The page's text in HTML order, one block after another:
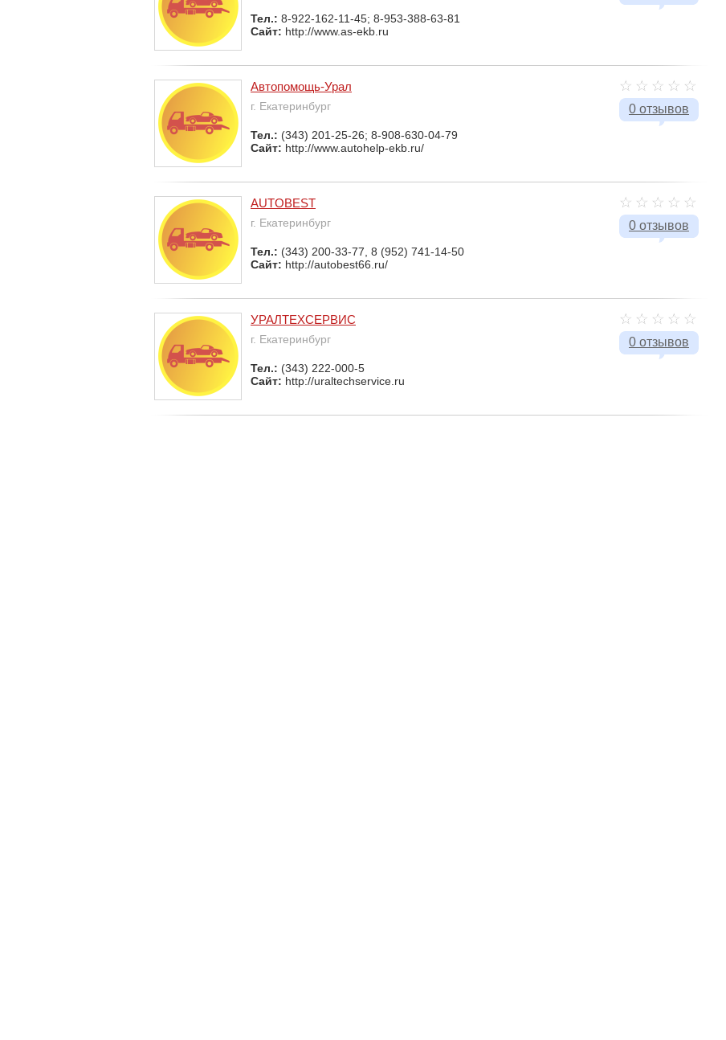
Тел.: 8-922-162-11-45; 8-953-388-63-81
Сайт: http://www.as-ekb.ru
0 отзывов
Автопомощь-Урал
г. Екатеринбург
Тел.: (343) 201-25-26; 8-908-630-04-79
Сайт: http://www.autohelp-ekb.ru/
0 отзывов
AUTOBEST
г. Екатеринбург
Тел.: (343) 200-33-77, 8 (952) 741-14-50
Сайт: http://autobest66.ru/
0 отзывов
УРАЛТЕХСЕРВИС
г. Екатеринбург
Тел.: (343) 222-000-5
Сайт: http://uraltechservice.ru